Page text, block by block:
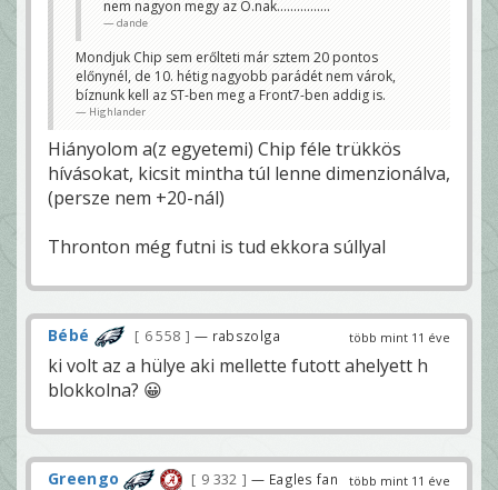
nem nagyon megy az O.nak................
dande
Mondjuk Chip sem erőlteti már sztem 20 pontos
előnynél, de 10. hétig nagyobb parádét nem várok,
bíznunk kell az ST-ben meg a Front7-ben addig is.
Highlander
Hiányolom a(z egyetemi) Chip féle trükkös
hívásokat, kicsit mintha túl lenne dimenzionálva,
(persze nem +20-nál)
Thronton még futni is tud ekkora súllyal
több mint 11 éve
Bébé 6 558 — rabszolga
ki volt az a hülye aki mellette futott ahelyett h
blokkolna? 😀
több mint 11 éve
Greengo 9 332 — Eagles fan